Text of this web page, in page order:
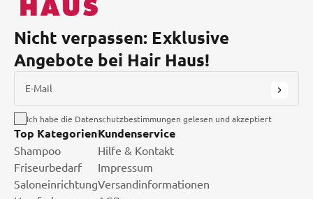
Nicht verpassen: Exklusive
Angebote bei Hair Haus!
E-Mail
Ich habe die Datenschutzbestimmungen gelesen und akzeptiert
Top Kategorien
Shampoo
Friseurbedarf
Saloneinrichtung
Kundenservice
Hilfe & Kontakt
Impressum
Versandinformationen